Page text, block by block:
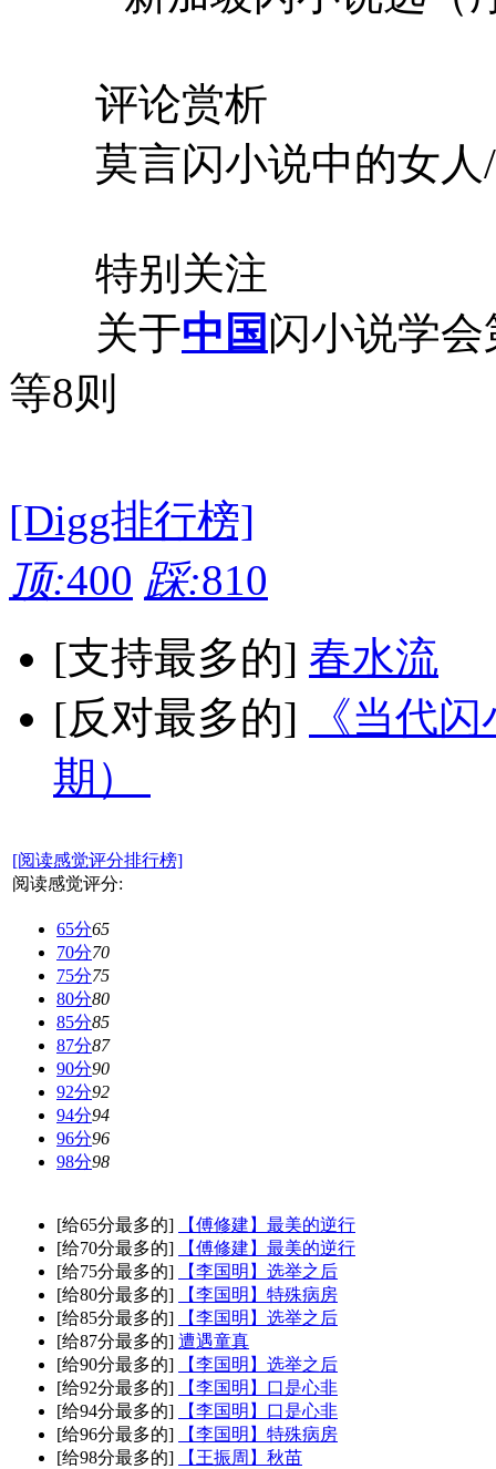
评论赏析
莫言闪小说中的女人/
特别关注
关于中国闪小说学
等8则
[Digg排行榜]
顶:400 踩:810
[支持最多的] 春水流
[反对最多的]
《当代
期）
[阅读感觉评分排行榜]
阅读感觉评分:
65分65
70分70
75分75
80分80
85分85
87分87
90分90
92分92
94分94
96分96
98分98
[给65分最多的]
【傅修建】最美的逆行
[给70分最多的]
【傅修建】最美的逆行
[给75分最多的]
【李国明】选举之后
[给80分最多的]
【李国明】特殊病房
[给85分最多的]
【李国明】选举之后
[给87分最多的] 遭遇童真
[给90分最多的]
【李国明】选举之后
[给92分最多的]
【李国明】口是心非
[给94分最多的]
【李国明】口是心非
[给96分最多的]
【李国明】特殊病房
[给98分最多的]
【王振周】秋苗